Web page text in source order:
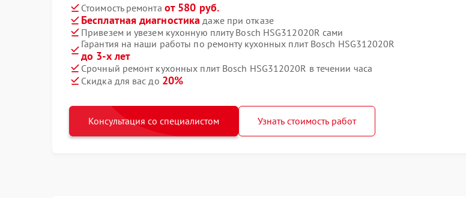
Стоимость ремонта от 580 руб.
Бесплатная диагностика даже при отказе
Привезем и увезем кухонную плиту Bosch HSG312020R сами
Гарантия на наши работы по ремонту кухонных плит Bosch HSG312020R
до 3-х лет
Срочный ремонт кухонных плит Bosch HSG312020R в течении часа
Скидка для вас до 20%
Консультация со специалистом Узнать стоимость работ